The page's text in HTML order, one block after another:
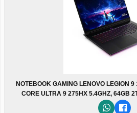
NOTEBOOK GAMING LENOVO LEGION
CORE ULTRA 9 275HX 5.4GHZ, 64GB